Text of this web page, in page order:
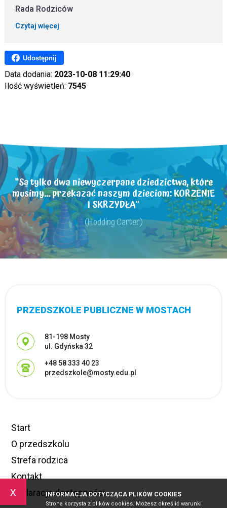
x INFORMACJA DOTYCZĄCA PLIKÓW COOKIES
Strona korzysta z plików cookies. Możesz określić warunki
Rada Rodziców
Czytaj więcej
Udostępnij
Data dodania: 2023-10-08 11:29:40
Ilość wyświetleń: 7545
“Są tylko dwa niewyczerpane dziedzictwa, które
musimy... przekazać naszym dzieciom: KORZENIE
I SKRZYDŁA"
(Hodding Carter)
PRZEDSZKOLE PUBLICZNE W MOSTACH
Adres pocztowy:
81-198 Mosty
ul. Gdyńska 32
+48 58 333 40 23
przedszkole@mosty.edu.pl
Start
O przedszkolu
Strefa rodzica
Kontakt
Deklaracja dostępności